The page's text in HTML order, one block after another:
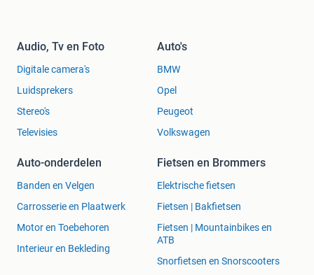
Audio, Tv en Foto
Digitale camera's
Luidsprekers
Stereo's
Televisies
Auto's
BMW
Opel
Peugeot
Volkswagen
Auto-onderdelen
Banden en Velgen
Carrosserie en Plaatwerk
Motor en Toebehoren
Interieur en Bekleding
Fietsen en Brommers
Elektrische fietsen
Fietsen | Bakfietsen
Fietsen | Mountainbikes en
ATB
Snorfietsen en Snorscooters